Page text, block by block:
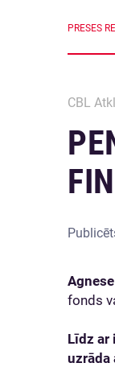
PRESES
CBL
fonds
Līdz ar
uzrāda